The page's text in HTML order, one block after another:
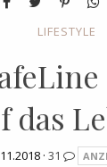
LIFESTYLE
das
· 31